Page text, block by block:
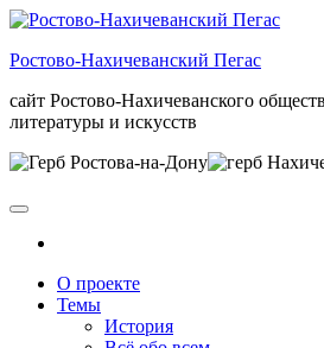
Skip
the
Ростово-Нахичеванский Пегас
сайт Ростово-Нахичеванского
литературы и искусств
О проекте
Темы
История